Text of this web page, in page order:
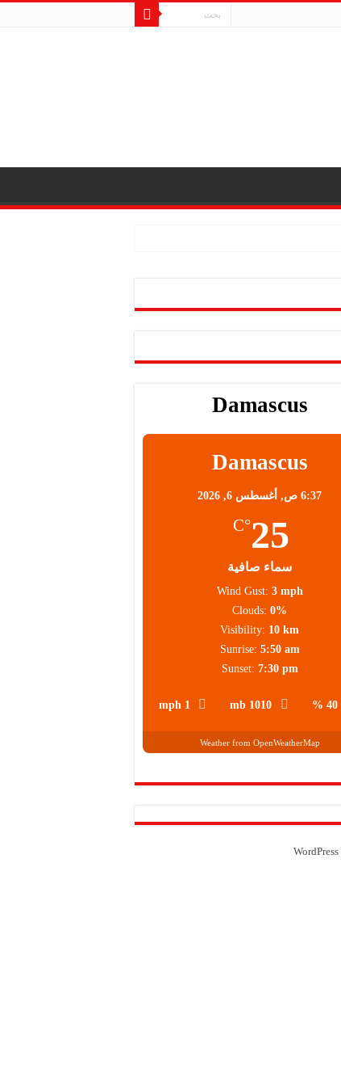
Damascus
Damascus
6:37 ص, أغسطس 6, 2026
25
°C
سماء صافية
40 %
1010 mb
1 mph
Wind Gust: 3 mph
Clouds: 0%
Visibility: 10 km
Sunrise: 5:50 am
Sunset: 7:30 pm
Weather from OpenWeatherMap
WordPress